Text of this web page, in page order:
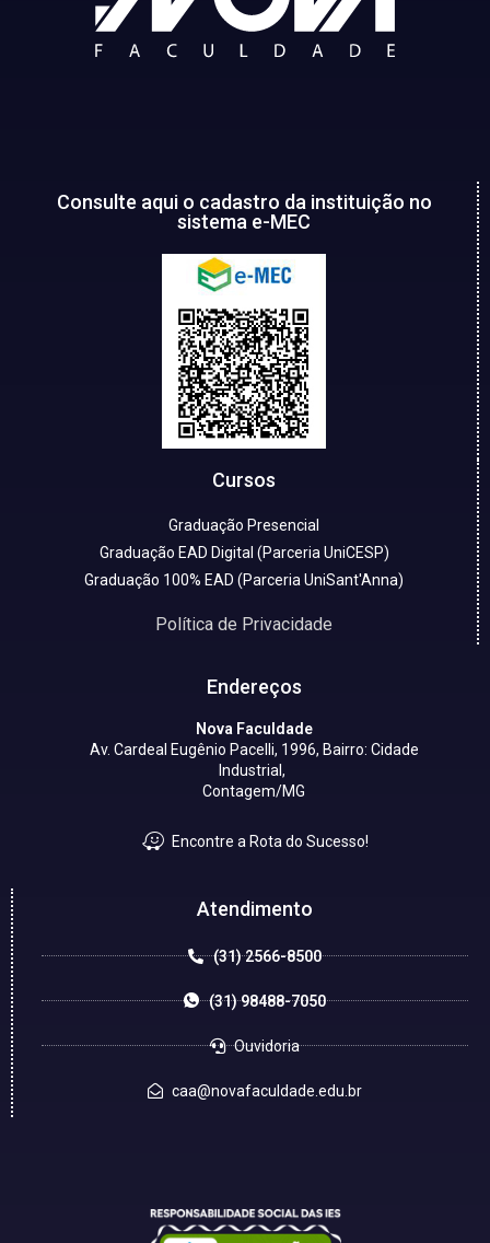
Consulte aqui o cadastro da instituição no
sistema e-MEC
Cursos
Graduação Presencial
Graduação EAD Digital (Parceria UniCESP)
Graduação 100% EAD (Parceria UniSant'Anna)
Política de Privacidade
Endereços
Nova Faculdade
Av. Cardeal Eugênio Pacelli, 1996, Bairro: Cidade
Industrial,
Contagem/MG
Encontre a Rota do Sucesso!
Atendimento
(31) 2566-8500
(31) 98488-7050
Ouvidoria
caa@novafaculdade.edu.br